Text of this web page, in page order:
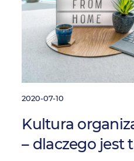
2020-07-10
Kultura
– dlaczego jest